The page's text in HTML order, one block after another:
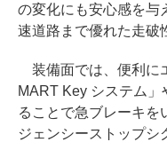
の変化にも安心感を与
速道路まで優れた走破
装備面では、便利に
MART Key システム
ることで急ブレーキを
ジェンシーストップシ